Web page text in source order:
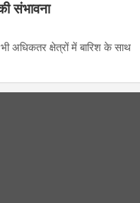
संभावना
क्षेत्रों में बारिश के साथ